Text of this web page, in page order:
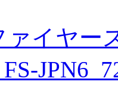
ァイヤ